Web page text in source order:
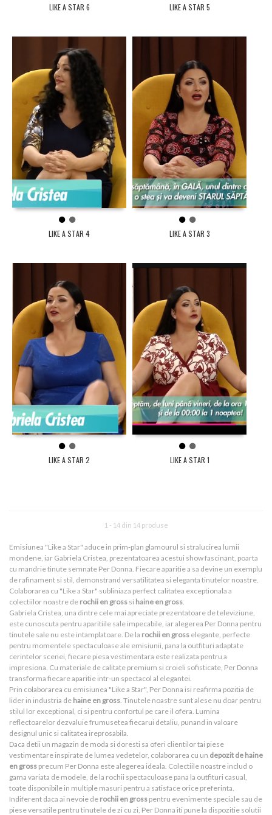
LIKE A STAR 6 LIKE A STAR 5
1 2
LIKE A STAR 4
1 2
LIKE A STAR 3
1 2
LIKE A STAR 2
1 2
LIKE A STAR 1
1 - 14 din 14 produse
Emisiunea "Like a Star" aduce in prim-plan glamourul si stralucirea lumii
mondene, iar Gabriela Cristea, prezentatoarea acestui show fascinant, poarta
cu mandrie tinute semnate Per Donna. Fiecare aparitie a sa devine un exemplu
de rafinament si stil, demonstrand versatilitatea si eleganta tinutelor noastre.
Colaborarea cu "Like a Star" subliniaza perfect calitatea exceptionala a
colectiilor noastre de rochii en gross si haine en gross
Gabriela Cristea, una dintre cele mai apreciate prezentatoare de televiziune,
este cunoscuta pentru aparitiile sale impecabile, iar alegerea Per Donna pentru
tinutele sale nu este intamplatoare. De la rochii en gross elegante, perfecte
pentru momentele spectaculoase ale emisiunii, pana la outfituri adaptate
cerintelor scenei, fiecare piesa vestimentara este realizata pentru a
impresiona. Cu materiale de calitate premium si croieli sofisticate, Per Donna
transforma fiecare aparitie intr-un spectacol al elegantei.
Prin colaborarea cu emisiunea "Like a Star", Per Donna isi reafirma pozitia de
lider in industria de haine en gross . Tinutele noastre sunt alese nu doar pentru
stilul lor exceptional, ci si pentru confortul pe care il ofera. Lumina
reflectoarelor dezvaluie frumusetea fiecarui detaliu, punand in valoare
designul unic si calitatea ireprosabila.
Daca detii un magazin de moda si doresti sa oferi clientilor tai piese
vestimentare inspirate de lumea vedetelor, colaborarea cu un depozit de haine
en gross precum Per Donna este alegerea ideala. Colectiile noastre includ o
gama variata de modele, de la rochii spectaculoase pana la outfituri casual,
toate disponibile in multiple masuri pentru a satisface orice preferinta.
Indiferent daca ai nevoie de rochii en gross pentru evenimente speciale sau de
piese versatile pentru tinutele de zi cu zi, Per Donna iti pune la dispozitie solutii